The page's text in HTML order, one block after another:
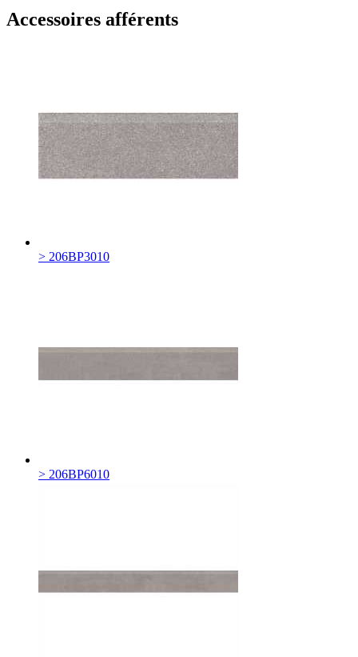
Accessoires afférents
> 206BP3010
> 206BP6010